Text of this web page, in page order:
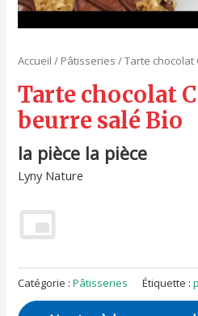
Accueil / Pâtisseries / Tarte
Tarte chocolat
beurre salé Bio
la pièce la pièce
Lyny Nature
Catégorie :Pâtisseries Étiquette :